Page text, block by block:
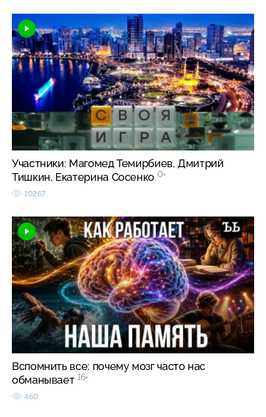
Участники: Магомед Темирбиев, Дмитрий
Тишкин, Екатерина Сосенко 0+
10267
Вспомнить все: почему мозг часто нас
обманывает 16+
460